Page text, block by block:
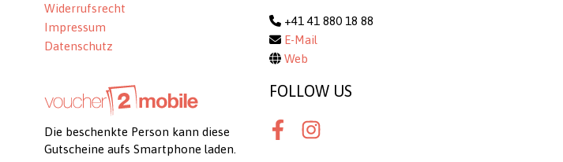
Widerrufsrecht
Impressum
Datenschutz
Die beschenkte Person kann diese
Gutscheine aufs Smartphone laden.
+41 41 880 18 88
E-Mail
Web
FOLLOW US
FacebookInstagram